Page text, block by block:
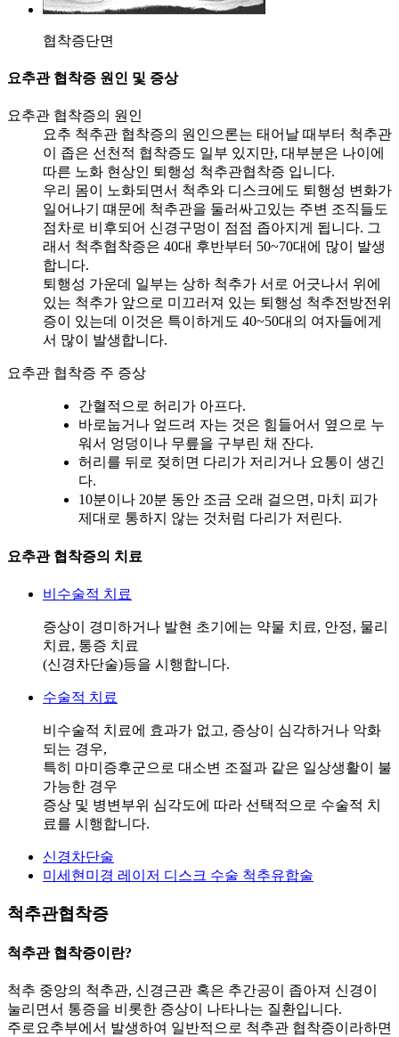
협착증단면
요추관 협착증 원인 및 증상
요추관 협착증의 원인
요추 척추관 협착증의 원인으론는 태어날 때부터 척추관
이 좁은 선천적 협착증도 일부 있지만, 대부분은 나이에
따른 노화 현상인 퇴행성 척추관협착증 입니다.
우리 몸이 노화되면서 척추와 디스크에도 퇴행성 변화가
일어나기 떄문에 척추관을 둘러싸고있는 주변 조직들도
점차로 비후되어 신경구멍이 점점 좁아지게 됩니다. 그
래서 척추협착증은 40대 후반부터 50~70대에 많이 발생
합니다.
퇴행성 가운데 일부는 상하 척추가 서로 어긋나서 위에
있는 척추가 앞으로 미끄러져 있는 퇴행성 척추전방전위
증이 있는데 이것은 특이하게도 40~50대의 여자들에게
서 많이 발생합니다.
요추관 협착증 주 증상
간혈적으로 허리가 아프다.
바로눕거나 엎드려 자는 것은 힘들어서 옆으로 누
워서 엉덩이나 무릎을 구부린 채 잔다.
허리를 뒤로 젖히면 다리가 저리거나 요통이 생긴
다.
10분이나 20분 동안 조금 오래 걸으면, 마치 피가
제대로 통하지 않는 것처럼 다리가 저린다.
요추관 협착증의 치료
비수술적 치료
증상이 경미하거나 발현 초기에는 약물 치료, 안정, 물리
치료, 통증 치료
(신경차단술)등을 시행합니다.
수술적 치료
비수술적 치료에 효과가 없고, 증상이 심각하거나 악화
되는 경우,
특히 마미증후군으로 대소변 조절과 같은 일상생활이 불
가능한 경우
증상 및 병변부위 심각도에 따라 선택적으로 수술적 치
료를 시행합니다.
신경차단술
미세현미경 레이저 디스크 수술 척추유합술
척추관협착증
척추관 협착증이란?
척추 중앙의 척추관, 신경근관 혹은 추간공이 좁아져 신경이
눌리면서 통증을 비롯한 증상이 나타나는 질환입니다.
주로요추부에서 발생하여 일반적으로 척추관 협착증이라하면